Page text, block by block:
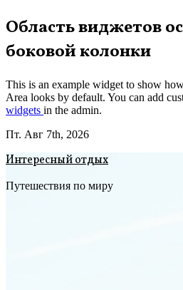
Перейти
к
содержимому
Область виджетов
боковой колонки
This is an example widget to show
Area looks by default. You can add
widgets in the admin.
Пт. Авг 7th, 2026
Интересный отдых
Путешествия по миру